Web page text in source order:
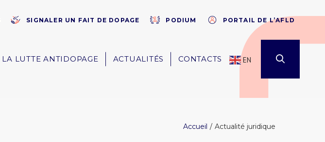
SIGNALER UN FAIT DE DOPAGE PODIUM PORTAIL DE L’AFLD
LA LUTTE ANTIDOPAGE ACTUALITÉS CONTACTS EN
Accueil Actualité juridique